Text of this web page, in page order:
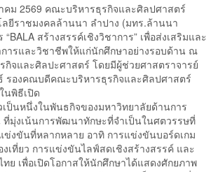
2569 คณะบริหารธุรกิจและศิลปศาสตร์
ลยีราชมงคลล้านนา ลำปาง (มทร.ล้านนา
สร้างสรรค์เชิงวิชาการ” เพื่อส่งเสริมและ
ารและวิชาชีพให้แก่นักศึกษาอย่างรอบด้าน ณ
กิจและศิลปะศาสตร์ โดยมีผู้ช่วยศาสตราจารย์
องคณบดีคณะบริหารธุรกิจและศิลปศาสตร์
นพิธีเปิด
นหนึ่งในพันธกิจของมหาวิทยาลัยด้านการ
ที่มุ่งเน้นการพัฒนาทักษะที่จำเป็นในศตวรรษที่
ข่งขันที่หลากหลาย อาทิ การแข่งขันบอร์ดเกม
เที่ยว การแข่งขันไลฟ์สดเชิงสร้างสรรค์ และ
ย เพื่อเปิดโอกาสให้นักศึกษาได้แสดงศักยภาพ